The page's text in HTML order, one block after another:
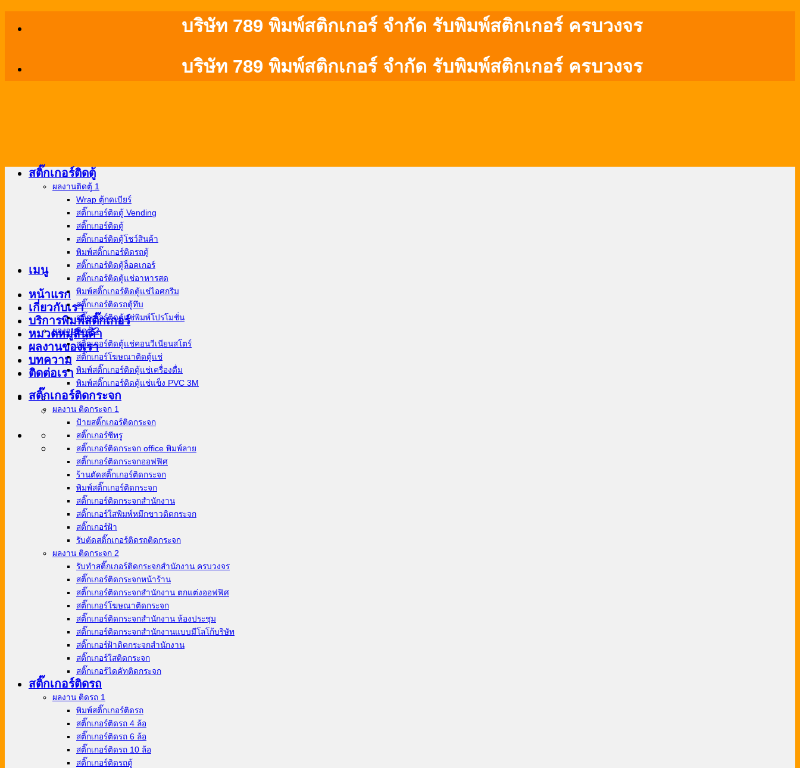
เนื้อหา
บริษัท 789 พิมพ์สติกเกอร์ จำกัด รับพิมพ์สติกเกอร์ ครบวงจร
บริษัท 789 พิมพ์สติกเกอร์ จำกัด รับพิมพ์สติกเกอร์ ครบวงจร
เมนู
หน้าแรก
เกี่ยวกับเรา
บริการพิมพ์สติ๊กเกอร์
หมวดหมู่สินค้า
ผลงานของเรา
บทความ
ติดต่อเรา
สติ๊กเกอร์ติดตู้
ผลงานติดตู้ 1
Wrap ตู้กดเบียร์
สติ๊กเกอร์ติดตู้ Vending
สติ๊กเกอร์ติดตู้
สติ๊กเกอร์ติดตู้โชว์สินค้า
พิมพ์สติ๊กเกอร์ติดรถตู้
สติ๊กเกอร์ติดตู้ล็อคเกอร์
สติ๊กเกอร์ติดตู้แช่อาหารสด
พิมพ์สติ๊กเกอร์ติดตู้แช่ไอศกรีม
สติ๊กเกอร์ติดรถตู้ทึบ
สติ๊กเกอร์ติดตู้แช่พิมพ์โปรโมชั่น
ผลงานติดตู้ 2
สติ๊กเกอร์ติดตู้แช่คอนวีเนียนสโตร์
สติ๊กเกอร์โฆษณาติดตู้แช่
พิมพ์สติ๊กเกอร์ติดตู้แช่เครื่องดื่ม
พิมพ์สติ๊กเกอร์ติดตู้แช่แข็ง PVC 3M
สติ๊กเกอร์ติดกระจก
ผลงาน ติดกระจก 1
ป้ายสติ๊กเกอร์ติดกระจก
สติ๊กเกอร์ซีทรู
สติ๊กเกอร์ติดกระจก office พิมพ์ลาย
สติ๊กเกอร์ติดกระจกออฟฟิศ
ร้านตัดสติ๊กเกอร์ติดกระจก
พิมพ์สติ๊กเกอร์ติดกระจก
สติ๊กเกอร์ติดกระจกสำนักงาน
สติ๊กเกอร์ใสพิมพ์หมึกขาวติดกระจก
สติ๊กเกอร์ฝ้า
รับตัดสติ๊กเกอร์ติดรถติดกระจก
ผลงาน ติดกระจก 2
รับทำสติ๊กเกอร์ติดกระจกสำนักงาน ครบวงจร
สติ๊กเกอร์ติดกระจกหน้าร้าน
สติ๊กเกอร์ติดกระจกสำนักงาน ตกแต่งออฟฟิศ
สติ๊กเกอร์โฆษณาติดกระจก
สติ๊กเกอร์ติดกระจกสำนักงาน ห้องประชุม
สติ๊กเกอร์ติดกระจกสำนักงานแบบมีโลโก้บริษัท
สติ๊กเกอร์ฝ้าติดกระจกสำนักงาน
สติ๊กเกอร์ใสติดกระจก
สติ๊กเกอร์ไดคัทติดกระจก
สติ๊กเกอร์ติดรถ
ผลงาน ติดรถ 1
พิมพ์สติ๊กเกอร์ติดรถ
สติ๊กเกอร์ติดรถ 4 ล้อ
สติ๊กเกอร์ติดรถ 6 ล้อ
สติ๊กเกอร์ติดรถ 10 ล้อ
สติ๊กเกอร์ติดรถตู้